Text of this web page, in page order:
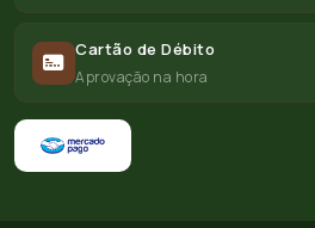
Cartão de Débito
Aprovação na hora